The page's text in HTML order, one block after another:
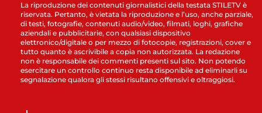
La riproduzione dei contenuti giornalistici della testata STILETV è
riservata. Pertanto, è vietata la riproduzione e l’uso, anche parziale,
di testi, fotografie, contenuti audio/video, filmati, loghi, grafiche
aziendali e pubblicitarie, con qualsiasi dispositivo
elettronico/digitale o per mezzo di fotocopie, registrazioni, cover e
tutto quanto è ascrivibile a copia non autorizzata. La redazione
non è responsabile dei commenti presenti sul sito. Non potendo
esercitare un controllo continuo resta disponibile ad eliminarli su
segnalazione qualora gli stessi risultano offensivi e oltraggiosi.